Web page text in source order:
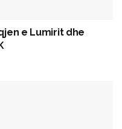
e Lumirit dhe